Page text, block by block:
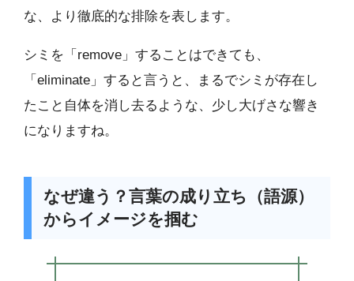
な、より徹底的な排除を表します。
シミを「remove」することはできても、
「eliminate」すると言うと、まるでシミが存在し
たこと自体を消し去るような、少し大げさな響き
になりますね。
なぜ違う？言葉の成り立ち（語源）
からイメージを掴む